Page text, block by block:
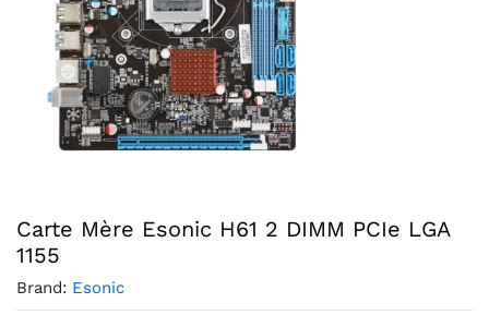
Carte Mère Esonic H61 2 DIMM PCIe LGA
1155
Brand: Esonic